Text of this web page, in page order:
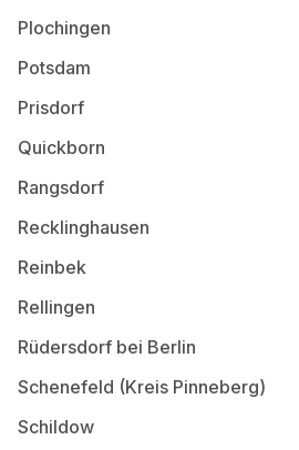
Plochingen
Potsdam
Prisdorf
Quickborn
Rangsdorf
Recklinghausen
Reinbek
Rellingen
Rüdersdorf bei Berlin
Schenefeld (Kreis Pinneberg)
Schildow